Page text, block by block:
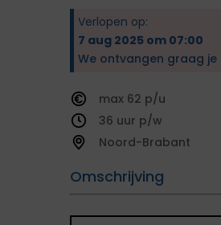
Verlopen op:
7 aug 2025 om 07:00
We ontvangen graag
62
36
Noord-Brabant
Omschrijving